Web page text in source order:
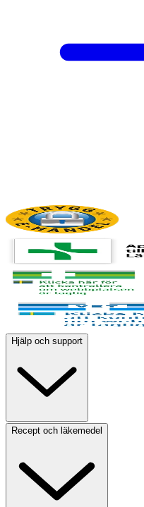
Hjälp och support
Recept och läkemedel